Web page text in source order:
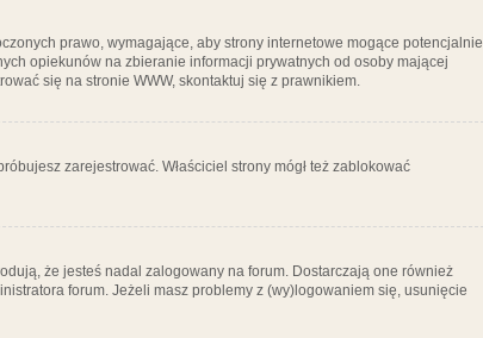
prawo, wymagające, aby strony internetowe mogące potencjalnie
opiekunów na zbieranie informacji prywatnych od osoby mającej
się na stronie WWW, skontaktuj się z prawnikiem.
zarejestrować. Właściciel strony mógł też zablokować
że jesteś nadal zalogowany na forum. Dostarczają one również
forum. Jeżeli masz problemy z (wy)logowaniem się, usunięcie